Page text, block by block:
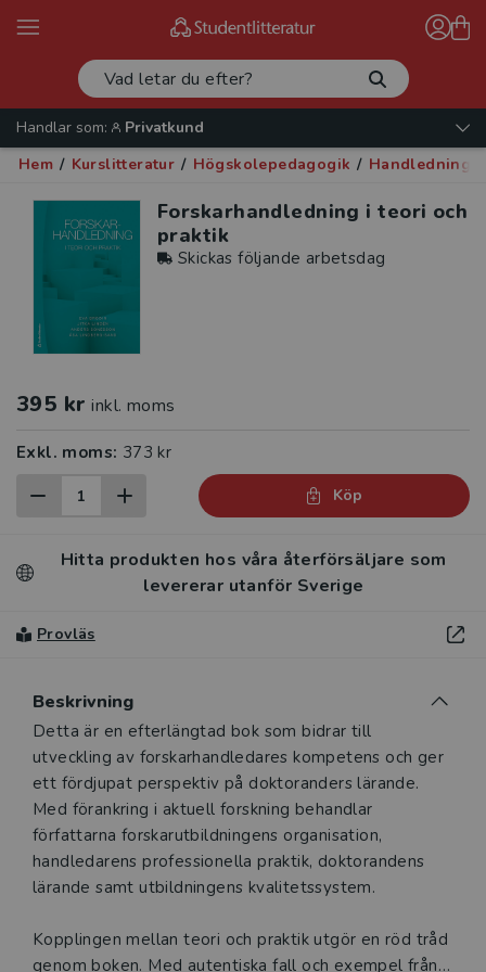
Handlar som:
Privatkund
Hem / Kurslitteratur / Högskolepedagogik / Handledning
Forskarhandledning i teori och
praktik
Skickas följande arbetsdag
395 kr inkl. moms
Exkl. moms: 373 kr
Köp
Hitta produkten hos våra återförsäljare som
levererar utanför Sverige
Provläs
Beskrivning
Beskrivning
Detta är en efterlängtad bok som bidrar till
utveckling av forskarhandledares kompetens och ger
ett fördjupat perspektiv på doktoranders lärande.
Med förankring i aktuell forskning behandlar
författarna forskarutbildningens organisation,
handledarens professionella praktik, doktorandens
lärande samt utbildningens kvalitetssystem.
Kopplingen mellan teori och praktik utgör en röd tråd
genom boken. Med autentiska fall och exempel från